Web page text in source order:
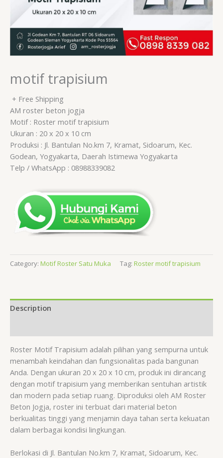
motif trapisium
+ Free Shipping
AM roster beton jogja
Motif : Roster motif trapisium
Ukuran : 20 x 20 x 10 cm
Produksi : Jl. Bantulan No.km 7, Kramat, Sidoarum, Kec.
Godean, Yogyakarta, Daerah Istimewa Yogyakarta
Telp / WhatsApp : 08988339082
Category: Motif Roster Satu Muka Tag: Roster motif trapisium
Description
Roster Motif Trapisium adalah pilihan yang sempurna untuk
menambah keindahan dan fungsionalitas pada bangunan
Anda. Dengan ukuran 20 x 20 x 10 cm, produk ini dirancang
dengan motif trapisium yang memberikan sentuhan artistik
dan modern pada setiap ruang. Diproduksi oleh AM Roster
Beton Jogja, roster ini terbuat dari material beton
berkualitas tinggi yang menjamin daya tahan serta kekuatan
dalam berbagai kondisi lingkungan.
Berlokasi di Jl. Bantulan No.km 7, Kramat, Sidoarum, Kec.